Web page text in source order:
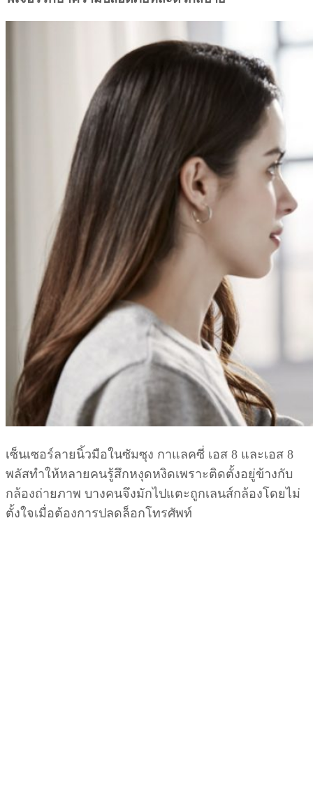
เซ็นเซอร์ลายนิ้วมือในซัมซุง กาแลคซี่ เอส 8 และเอส 8
พลัสทำให้หลายคนรู้สึกหงุดหงิดเพราะติดตั้งอยู่ข้างกับ
กล้องถ่ายภาพ บางคนจึงมักไปแตะถูกเลนส์กล้องโดยไม่
ตั้งใจเมื่อต้องการปลดล็อกโทรศัพท์